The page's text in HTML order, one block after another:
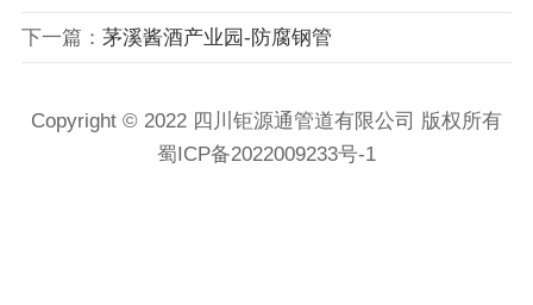
下一篇： 茅溪酱酒产业园-防腐钢管
Copyright © 2022 四川钜源通管道有限公司 版权所有
蜀ICP备2022009233号-1